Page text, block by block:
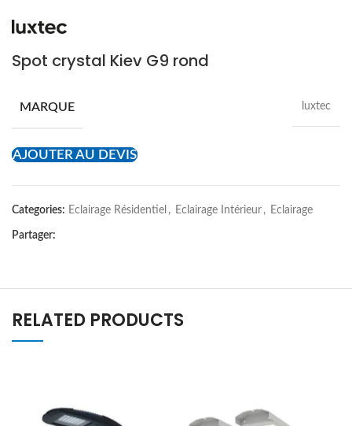
Spot crystal Kiev G9 rond
MARQUE luxtec
AJOUTER AU DEVIS
Categories: Eclairage Résidentiel , Eclairage Intérieur , Eclairage
Partager:
RELATED PRODUCTS